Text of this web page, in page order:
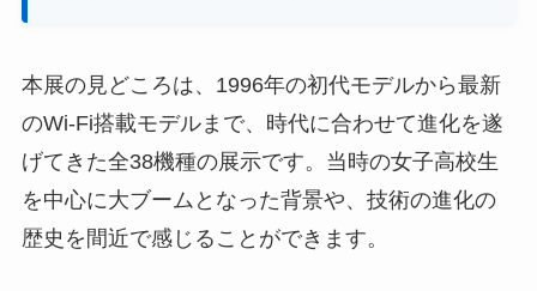
本展の見どころは、1996年の初代モデルから最新
のWi-Fi搭載モデルまで、時代に合わせて進化を遂
げてきた全38機種の展示です。当時の女子高校生
を中心に大ブームとなった背景や、技術の進化の
歴史を間近で感じることができます。